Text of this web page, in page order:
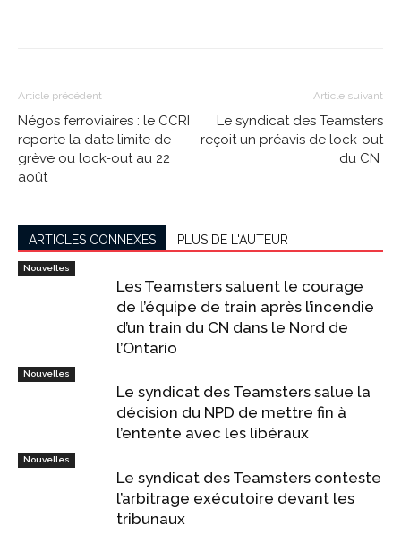
Article précédent
Négos ferroviaires : le CCRI
reporte la date limite de
grève ou lock-out au 22
août
Article suivant
Le syndicat des Teamsters
reçoit un préavis de lock-out
du CN
ARTICLES CONNEXES PLUS DE L'AUTEUR
Nouvelles
Les Teamsters saluent le courage
de l’équipe de train après l’incendie
d’un train du CN dans le Nord de
l’Ontario
Nouvelles
Le syndicat des Teamsters salue la
décision du NPD de mettre fin à
l’entente avec les libéraux
Nouvelles
Le syndicat des Teamsters conteste
l’arbitrage exécutoire devant les
tribunaux